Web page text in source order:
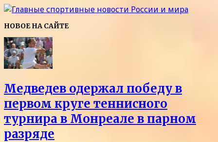
НОВОЕ НА САЙТЕ
Медведев одержал победу в
первом круге теннисного
турнира в Монреале в парном
разряде